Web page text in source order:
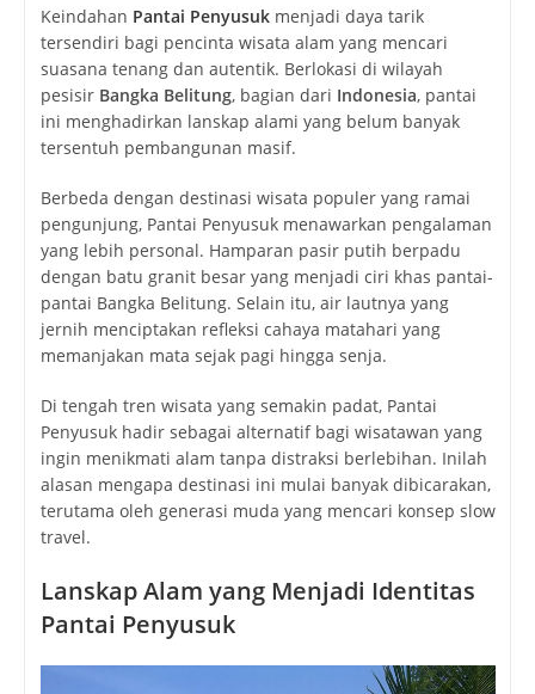
Keindahan Pantai Penyusukmenjadi daya tarik
tersendiri bagi pencinta wisata alam yang mencari
suasana tenang dan autentik. Berlokasi di wilayah
pesisir Bangka Belitung, bagian dari Indonesia, pantai
ini menghadirkan lanskap alami yang belum banyak
tersentuh pembangunan masif.
Berbeda dengan destinasi wisata populer yang ramai
pengunjung, Pantai Penyusuk menawarkan pengalaman
yang lebih personal. Hamparan pasir putih berpadu
dengan batu granit besar yang menjadi ciri khas pantai-
pantai Bangka Belitung. Selain itu, air lautnya yang
jernih menciptakan refleksi cahaya matahari yang
memanjakan mata sejak pagi hingga senja.
Di tengah tren wisata yang semakin padat, Pantai
Penyusuk hadir sebagai alternatif bagi wisatawan yang
ingin menikmati alam tanpa distraksi berlebihan. Inilah
alasan mengapa destinasi ini mulai banyak dibicarakan,
terutama oleh generasi muda yang mencari konsep slow
travel.
Lanskap Alam yang Menjadi Identitas
Pantai Penyusuk